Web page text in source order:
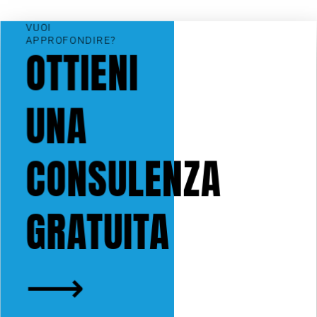
VUOI
APPROFONDIRE?
OTTIENI
UNA
CONSULENZA
GRATUITA
⟶